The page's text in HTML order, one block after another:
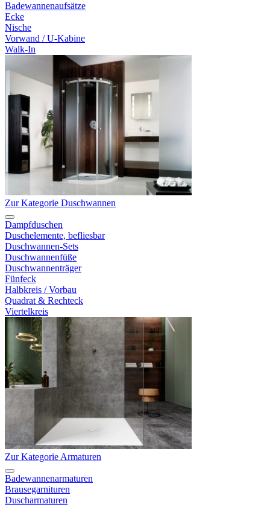
Badewannenaufsätze
Ecke
Nische
Vorwand / U-Kabine
Walk-In
Zur Kategorie Duschwannen
Dampfduschen
Duschelemente, befliesbar
Duschwannen-Sets
Duschwannenfüße
Duschwannenträger
Fünfeck
Halbkreis / Vorbau
Quadrat & Rechteck
Viertelkreis
Zur Kategorie Armaturen
Badewannenarmaturen
Brausegarnituren
Duscharmaturen